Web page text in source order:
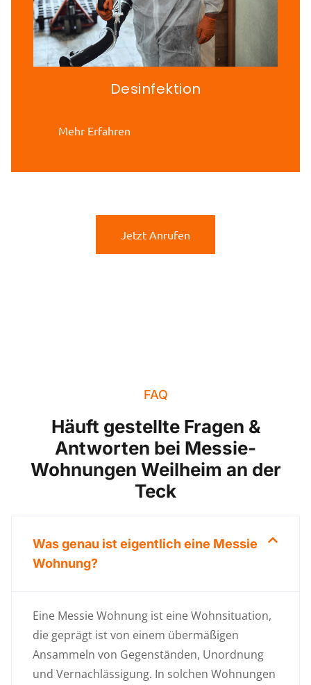
Desinfektion
Mehr Erfahren
Jetzt Anrufen
FAQ
Häuft gestellte Fragen &
Antworten bei Messie-
Wohnungen Weilheim an der
Teck
Was genau ist eigentlich eine Messie
Wohnung?
Eine Messie Wohnung ist eine Wohnsituation,
die geprägt ist von einem übermäßigen
Ansammeln von Gegenständen, Unordnung
und Vernachlässigung. In solchen Wohnungen